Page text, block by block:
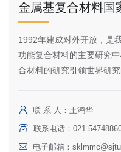
金属基复合材料国
1992年建成对外开放，是
功能复合材料的主要研究
合材料的研究引领世界研究
联 系 人：王鸿华
联系电话：021-
电子邮箱：